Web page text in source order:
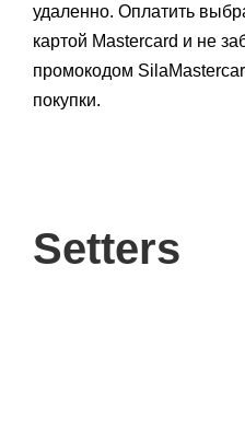
удаленно. Оплатить
картой Mastercard и не
промокодом
покупки.
Setters